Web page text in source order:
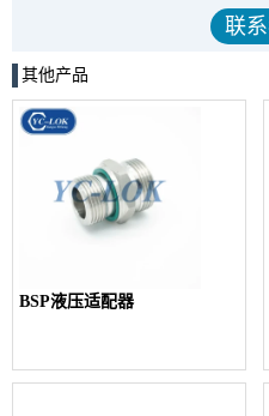
其他产品
BSP液压适配器